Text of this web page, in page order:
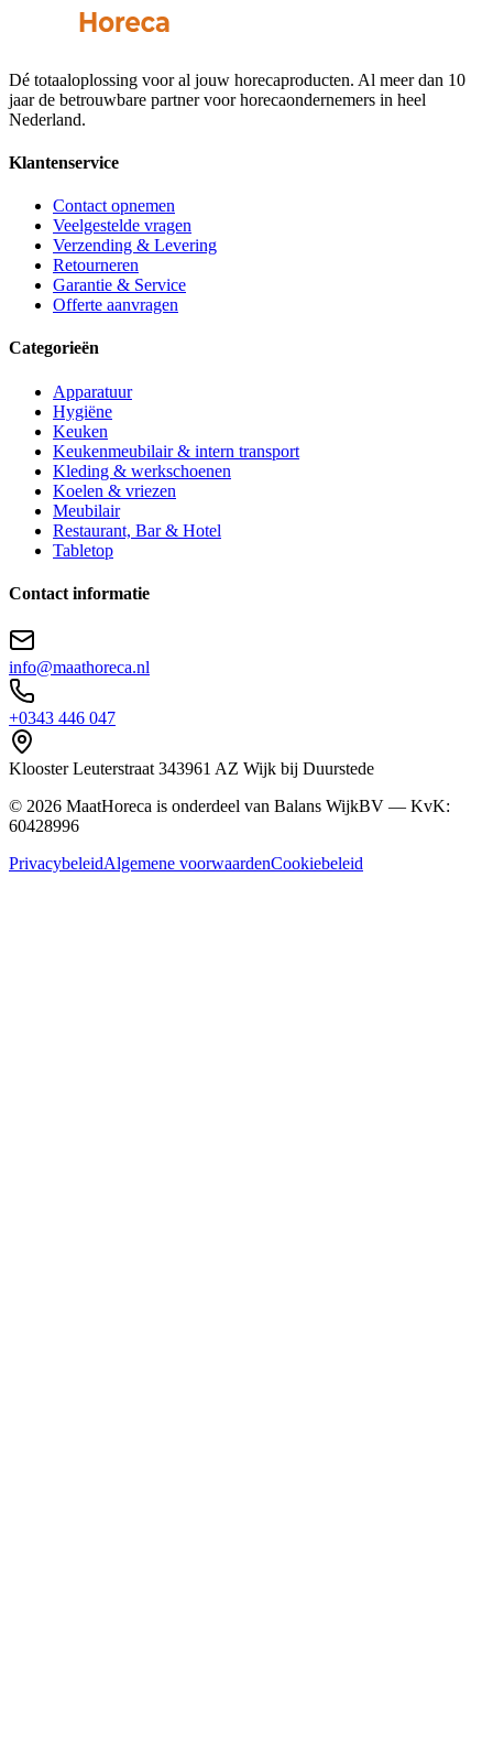
Dé totaaloplossing voor al jouw horecaproducten. Al meer dan 10
jaar de betrouwbare partner voor horecaondernemers in heel
Nederland.
Klantenservice
Contact opnemen
Veelgestelde vragen
Verzending & Levering
Retourneren
Garantie & Service
Offerte aanvragen
Categorieën
Apparatuur
Hygiëne
Keuken
Keukenmeubilair & intern transport
Kleding & werkschoenen
Koelen & vriezen
Meubilair
Restaurant, Bar & Hotel
Tabletop
Contact informatie
info@maathoreca.nl
+0343 446 047
Klooster Leuterstraat 343961 AZ Wijk bij Duurstede
© 2026 MaatHoreca is onderdeel van Balans WijkBV — KvK:
60428996
PrivacybeleidAlgemene voorwaardenCookiebeleid